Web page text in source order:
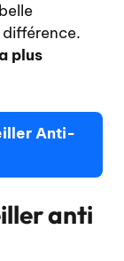
plus
Anti-
anti